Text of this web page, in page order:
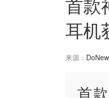
耳机
来源：
首